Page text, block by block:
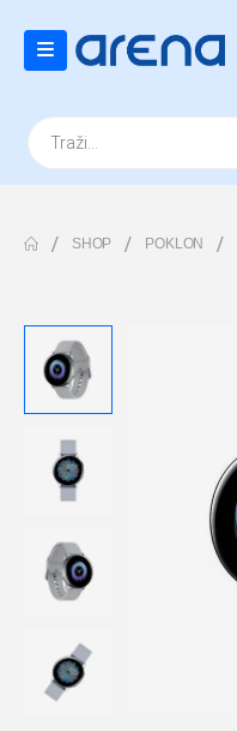
Products
search
SHOP POKLON